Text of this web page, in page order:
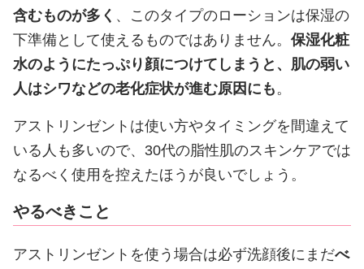
含むものが多く 、このタイプのローションは保湿の
下準備として使えるものではありません。 保湿化粧
水のようにたっぷり顔につけてしまうと、肌の弱い
人はシワなどの老化症状が進む原因にも 。
アストリンゼントは使い方やタイミングを間違えて
いる人も多いので、30代の脂性肌のスキンケアでは
なるべく使用を控えたほうが良いでしょう。
やるべきこと
アストリンゼントを使う場合は必ず洗顔後にまだべ